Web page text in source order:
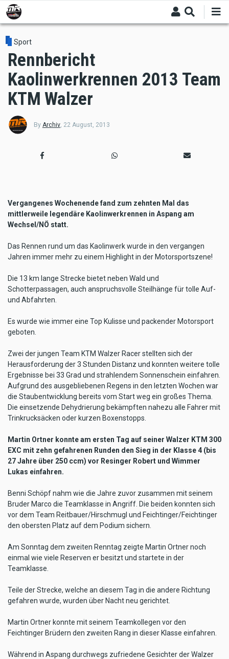
Skip
to
main
content
Sport
Rennbericht
Kaolinwerkrennen 2013 Team
KTM Walzer
By Archiv, 22 August, 2013
Vergangenes Wochenende fand zum zehnten Mal das
mittlerweile legendäre Kaolinwerkrennen in Aspang am
Wechsel/NÖ statt.
Das Rennen rund um das Kaolinwerk wurde in den vergangen
Jahren immer mehr zu einem Highlight in der Motorsportszene!
Die 13 km lange Strecke bietet neben Wald und
Schotterpassagen, auch anspruchsvolle Steilhänge für tolle Auf-
und Abfahrten.
Es wurde wie immer eine Top Kulisse und packender Motorsport
geboten.
Zwei der jungen Team KTM Walzer Racer stellten sich der
Herausforderung der 3 Stunden Distanz und konnten weitere tolle
Ergebnisse bei 33 Grad und strahlendem Sonnenschein einfahren.
Aufgrund des ausgebliebenen Regens in den letzten Wochen war
die Staubentwicklung bereits vom Start weg ein großes Thema.
Die einsetzende Dehydrierung bekämpften nahezu alle Fahrer mit
Trinkrucksäcken oder kurzen Boxenstopps.
Martin Ortner konnte am ersten Tag auf seiner Walzer KTM 300
EXC mit zehn gefahrenen Runden den Sieg in der Klasse 4 (bis
27 Jahre über 250 ccm) vor Resinger Robert und Wimmer
Lukas einfahren.
Benni Schöpf nahm wie die Jahre zuvor zusammen mit seinem
Bruder Marco die Teamklasse in Angriff. Die beiden konnten sich
vor dem Team Reitbauer/Hirschmugl und Feichtinger/Feichtinger
den obersten Platz auf dem Podium sichern.
Am Sonntag dem zweiten Renntag zeigte Martin Ortner noch
einmal wie viele Reserven er besitzt und startete in der
Teamklasse.
Teile der Strecke, welche an diesem Tag in die andere Richtung
gefahren wurde, wurden über Nacht neu gerichtet.
Martin Ortner konnte mit seinem Teamkollegen vor den
Feichtinger Brüdern den zweiten Rang in dieser Klasse einfahren.
Während in Aspang durchwegs zufriedene Gesichter der Walzer